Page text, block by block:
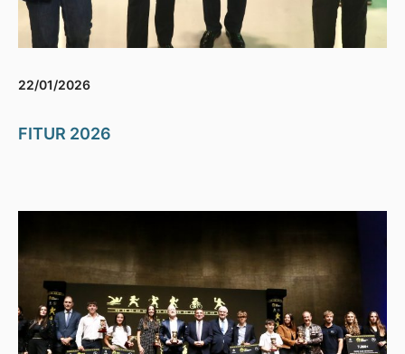
22/01/2026
FITUR 2026